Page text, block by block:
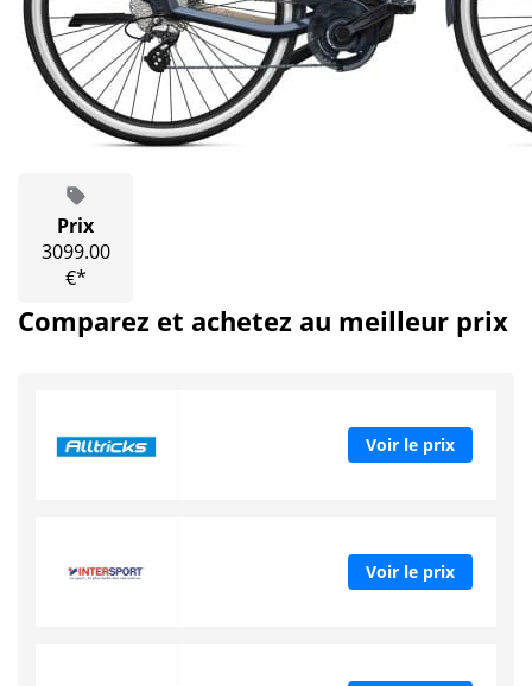
Prix
3099.00
€*
Comparez et achetez au meilleur prix
Voir le prix
Voir le prix